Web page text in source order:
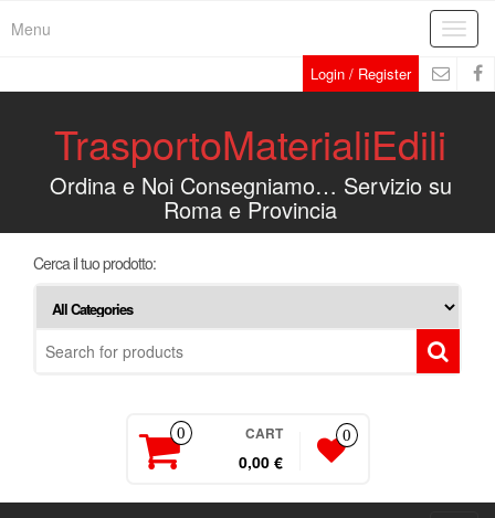
Menu
Login / Register
TrasportoMaterialiEdili
Ordina e Noi Consegniamo… Servizio su
Roma e Provincia
Cerca il tuo prodotto:
0 CART
0,00 €
0